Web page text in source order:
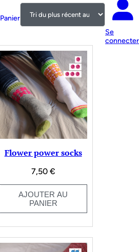
Panier
Se
connecter
Flower power socks
7,50 €
AJOUTER AU
PANIER